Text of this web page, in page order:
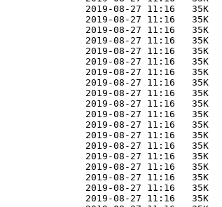
2019-08-27 11:16   35K
2019-08-27 11:16   35K
2019-08-27 11:16   35K
2019-08-27 11:16   35K
2019-08-27 11:16   35K
2019-08-27 11:16   35K
2019-08-27 11:16   35K
2019-08-27 11:16   35K
2019-08-27 11:16   35K
2019-08-27 11:16   35K
2019-08-27 11:16   35K
2019-08-27 11:16   35K
2019-08-27 11:16   35K
2019-08-27 11:16   35K
2019-08-27 11:16   35K
2019-08-27 11:16   35K
2019-08-27 11:16   35K
2019-08-27 11:16   35K
2019-08-27 11:16   35K